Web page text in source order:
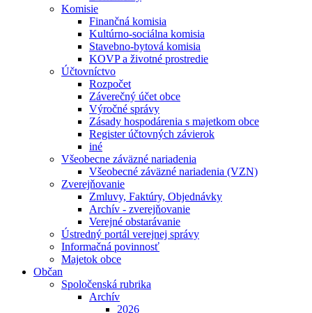
Komisie
Finančná komisia
Kultúrno-sociálna komisia
Stavebno-bytová komisia
KOVP a životné prostredie
Účtovníctvo
Rozpočet
Záverečný účet obce
Výročné správy
Zásady hospodárenia s majetkom obce
Register účtovných závierok
iné
Všeobecne záväzné nariadenia
Všeobecné záväzné nariadenia (VZN)
Zverejňovanie
Zmluvy, Faktúry, Objednávky
Archív - zverejňovanie
Verejné obstarávanie
Ústredný portál verejnej správy
Informačná povinnosť
Majetok obce
Občan
Spoločenská rubrika
Archív
2026